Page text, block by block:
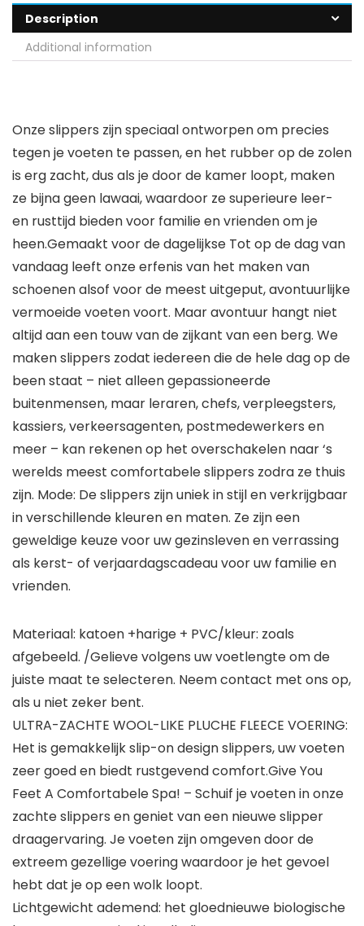
Description
Additional information
Onze slippers zijn speciaal ontworpen om precies
tegen je voeten te passen, en het rubber op de zolen
is erg zacht, dus als je door de kamer loopt, maken
ze bijna geen lawaai, waardoor ze superieure leer-
en rusttijd bieden voor familie en vrienden om je
heen.Gemaakt voor de dagelijkse Tot op de dag van
vandaag leeft onze erfenis van het maken van
schoenen alsof voor de meest uitgeput, avontuurlijke
vermoeide voeten voort. Maar avontuur hangt niet
altijd aan een touw van de zijkant van een berg. We
maken slippers zodat iedereen die de hele dag op de
been staat – niet alleen gepassioneerde
buitenmensen, maar leraren, chefs, verpleegsters,
kassiers, verkeersagenten, postmedewerkers en
meer – kan rekenen op het overschakelen naar ‘s
werelds meest comfortabele slippers zodra ze thuis
zijn. Mode: De slippers zijn uniek in stijl en verkrijgbaar
in verschillende kleuren en maten. Ze zijn een
geweldige keuze voor uw gezinsleven en verrassing
als kerst- of verjaardagscadeau voor uw familie en
vrienden.
Materiaal: katoen +harige + PVC/kleur: zoals
afgebeeld. /Gelieve volgens uw voetlengte om de
juiste maat te selecteren. Neem contact met ons op,
als u niet zeker bent.
ULTRA-ZACHTE WOOL-LIKE PLUCHE FLEECE VOERING:
Het is gemakkelijk slip-on design slippers, uw voeten
zeer goed en biedt rustgevend comfort.Give You
Feet A Comfortabele Spa! – Schuif je voeten in onze
zachte slippers en geniet van een nieuwe slipper
draagervaring. Je voeten zijn omgeven door de
extreem gezellige voering waardoor je het gevoel
hebt dat je op een wolk loopt.
Lichtgewicht ademend: het gloednieuwe biologische